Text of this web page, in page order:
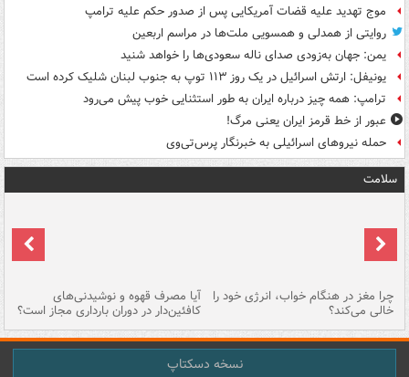
موج تهدید علیه قضات آمریکایی پس از صدور حکم علیه ترامپ
روایتی از همدلی و همسویی ملت‌ها در مراسم اربعین
یمن: جهان به‌زودی صدای ناله سعودی‌ها را خواهد شنید
یونیفل: ارتش اسرائیل در یک روز ۱۱۳ توپ به جنوب لبنان شلیک کرده است
ترامپ: همه چیز درباره ایران به طور استثنایی خوب پیش می‌رود
عبور از خط قرمز ایران یعنی مرگ!
حمله نیروهای اسرائیلی به خبرنگار پرس‌تی‌وی
سلامت
چرا مغز در هنگام خواب، انرژی خود را
خالی می‌کند؟
آیا مصرف قهوه و نوشیدنی‌های
کافئین‌دار در دوران بارداری مجاز است؟
نسخه دسکتاپ